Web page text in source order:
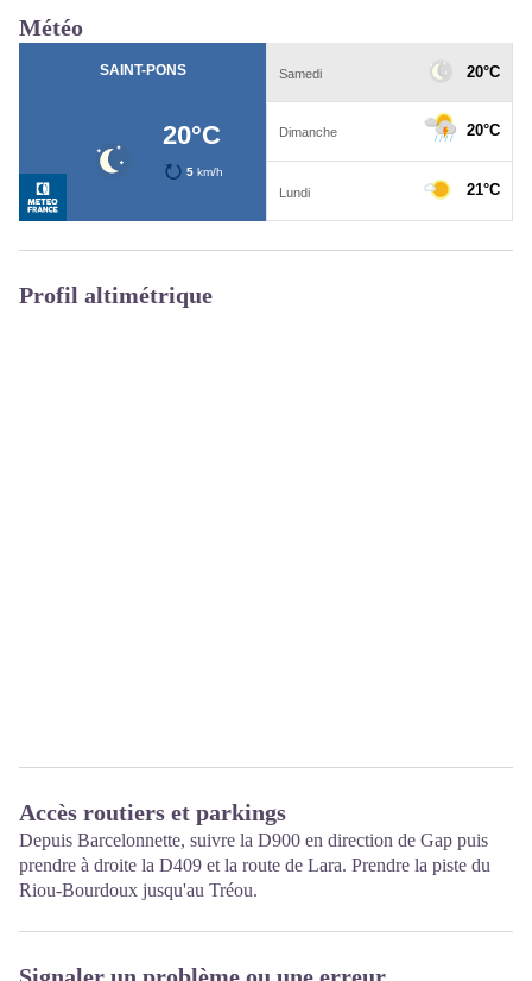
Météo
Profil altimétrique
Accès routiers et parkings
Depuis Barcelonnette, suivre la D900 en direction de Gap puis
prendre à droite la D409 et la route de Lara. Prendre la piste du
Riou-Bourdoux jusqu'au Tréou.
Signaler un problème ou une erreur